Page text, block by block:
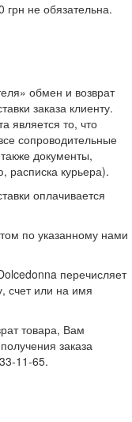
не обязательна.
обмен и возврат
заказа клиенту.
является то, что
сопроводительные
документы,
курьера).
оплачивается
по указанному нами
перечисляет
счет или на имя
товара, Вам
заказа
11-65.